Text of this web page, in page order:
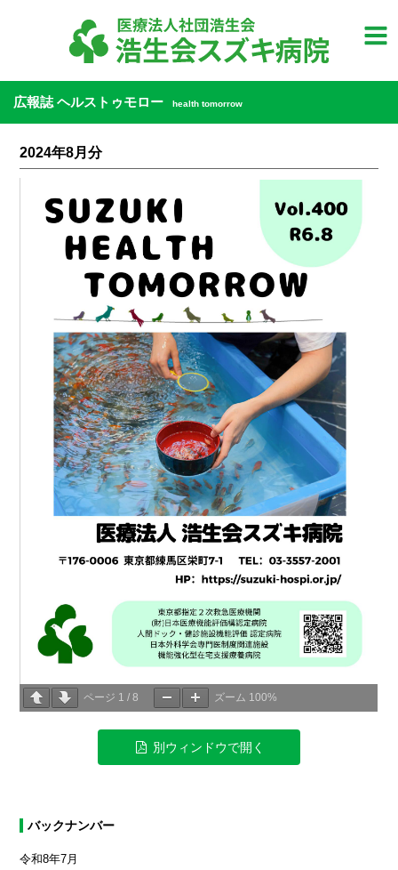
広報誌 ヘルストゥモロー health tomorrow
2024年8月分
ページ 1 /8 ズーム 100%
別ウィンドウで開く
バックナンバー
令和8年7月